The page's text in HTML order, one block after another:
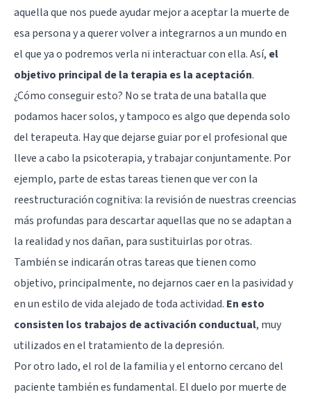
aquella que nos puede ayudar mejor a aceptar la muerte de
esa persona y a querer volver a integrarnos a un mundo en
el que ya o podremos verla ni interactuar con ella. Así, el
objetivo principal de la terapia es la aceptación.
¿Cómo conseguir esto? No se trata de una batalla que
podamos hacer solos, y tampoco es algo que dependa solo
del terapeuta. Hay que dejarse guiar por el profesional que
lleve a cabo la psicoterapia, y trabajar conjuntamente. Por
ejemplo, parte de estas tareas tienen que ver con la
reestructuración cognitiva: la revisión de nuestras creencias
más profundas para descartar aquellas que no se adaptan a
la realidad y nos dañan, para sustituirlas por otras.
También se indicarán otras tareas que tienen como
objetivo, principalmente, no dejarnos caer en la pasividad y
en un estilo de vida alejado de toda actividad. En esto
consisten los trabajos de activación conductual, muy
utilizados en el tratamiento de la depresión.
Por otro lado, el rol de la familia y el entorno cercano del
paciente también es fundamental. El duelo por muerte de